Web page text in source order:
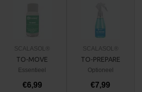
SCALASOL®
TO-MOVE
Essentieel
€6,99
SCALASOL®
TO-PREPARE
Optioneel
€7,99